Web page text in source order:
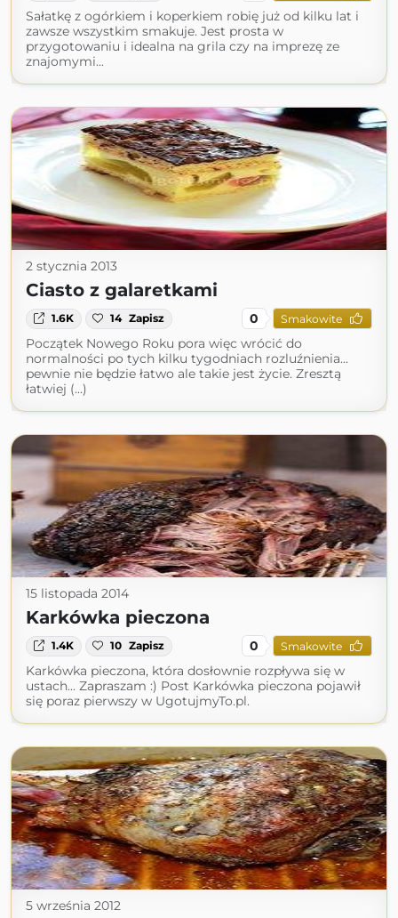
Sałatkę z ogórkiem i koperkiem robię już od kilku lat i
zawsze wszystkim smakuje. Jest prosta w
przygotowaniu i idealna na grila czy na imprezę ze
znajomymi...
2 stycznia 2013
Ciasto z galaretkami
1.6K 14 Zapisz 0 Smakowite
Początek Nowego Roku pora więc wrócić do
normalności po tych kilku tygodniach rozluźnienia...
pewnie nie będzie łatwo ale takie jest życie. Zresztą
łatwiej (...)
15 listopada 2014
Karkówka pieczona
1.4K 10 Zapisz 0 Smakowite
Karkówka pieczona, która dosłownie rozpływa się w
ustach... Zapraszam :) Post Karkówka pieczona pojawił
się poraz pierwszy w UgotujmyTo.pl.
5 września 2012